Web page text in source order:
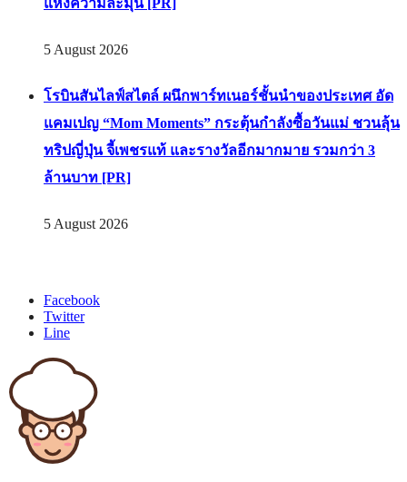
5 August 2026
โรบินสันไลฟ์สไตล์ ผนึกพาร์ทเนอร์ชั้นนำของประเทศ อัด
แคมเปญ “Mom Moments” กระตุ้นกำลังซื้อวันแม่ ชวนลุ้น
ทริปญี่ปุ่น จี้เพชรแท้ และรางวัลอีกมากมาย รวมกว่า 3
ล้านบาท [PR]
5 August 2026
Facebook
Twitter
Line